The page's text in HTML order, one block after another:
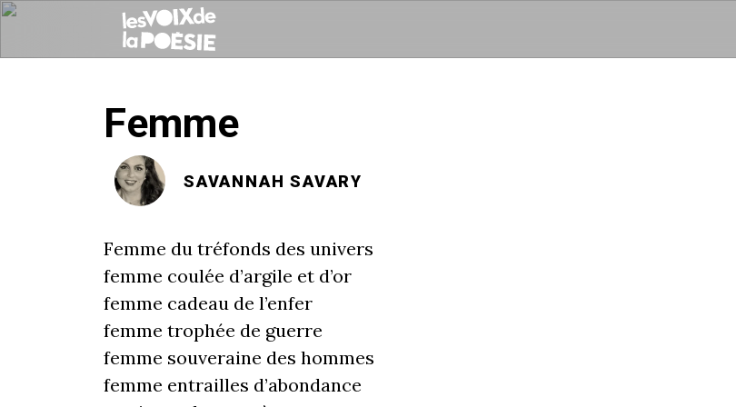
Femme
SAVANNAH SAVARY
Femme du tréfonds des univers
femme coulée d’argile et d’or
femme cadeau de l’enfer
femme trophée de guerre
femme souveraine des hommes
femme entrailles d’abondance